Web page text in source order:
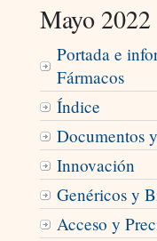
Mayo 2022
Portada e
Fármacos
Índice
Documentos
Innovación
Genéricos y
Acceso y